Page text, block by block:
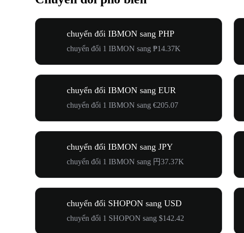
chuyển đổi IBMON sang PHP
chuyển đổi 1 IBMON sang ₱14.37K
chuyển đổi IBMON sang EUR
chuyển đổi 1 IBMON sang €205.07
chuyển đổi IBMON sang JPY
chuyển đổi 1 IBMON sang 円37.37K
chuyển đổi SHOPON sang USD
chuyển đổi 1 SHOPON sang $142.42